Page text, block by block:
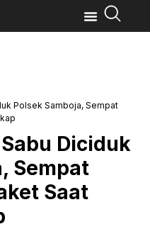
Polsek Samboja, Sempat
Diciduk
Sempat
Saat